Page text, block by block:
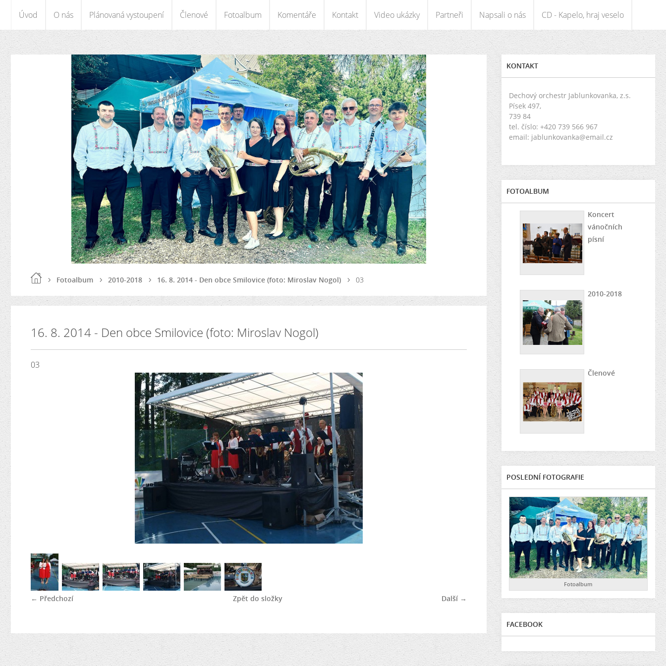
Úvod O nás Plánovaná vystoupení Členové Fotoalbum Komentáře Kontakt Video ukázky Partneři Napsali o nás CD - Kapelo, hraj veselo
Fotoalbum 2010-2018 16. 8. 2014 - Den obce Smilovice (foto: Miroslav Nogol) 03
16. 8. 2014 - Den obce Smilovice (foto: Miroslav Nogol)
03
← Předchozí Další →
Zpět do složky
KONTAKT
Dechový orchestr Jablunkovanka, z.s.
Písek 497,
739 84
tel. číslo: +420 739 566 967
email: jablunkovanka@email.cz
FOTOALBUM
Koncert
vánočních
písní
2010-2018
Členové
POSLEDNÍ FOTOGRAFIE
Fotoalbum
FACEBOOK